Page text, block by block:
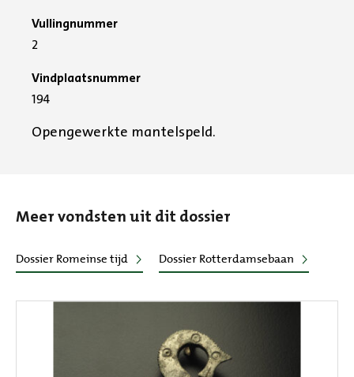
Vullingnummer
2
Vindplaatsnummer
194
Opengewerkte mantelspeld.
Meer vondsten uit dit dossier
Dossier Romeinse tijd Dossier Rotterdamsebaan